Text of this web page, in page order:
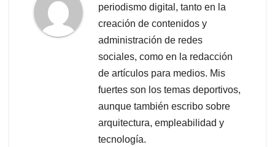
periodismo digital, tanto en la
creación de contenidos y
administración de redes
sociales, como en la redacción
de artículos para medios. Mis
fuertes son los temas deportivos,
aunque también escribo sobre
arquitectura, empleabilidad y
tecnología.